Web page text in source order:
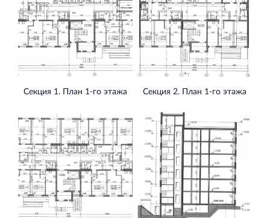
Секция 1. План 1-го этажа Секция 2. План 1-го этажа